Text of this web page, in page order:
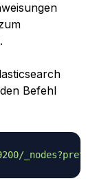
Befehl